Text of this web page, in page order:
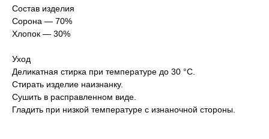
Состав изделия
Сорона — 70%
Хлопок — 30%
Уход
Деликатная стирка при температуре до 30 °C.
Стирать изделие наизнанку.
Сушить в расправленном виде.
Гладить при низкой температуре с изнаночной стороны.